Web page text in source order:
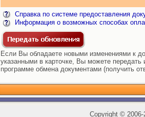
Справка по системе предоставления
Информация о возможных способах
Если Вы обладаете новыми изменениями к
указанными в карточке, Вы можете передать
программе обмена документами (получить
Copyright ©